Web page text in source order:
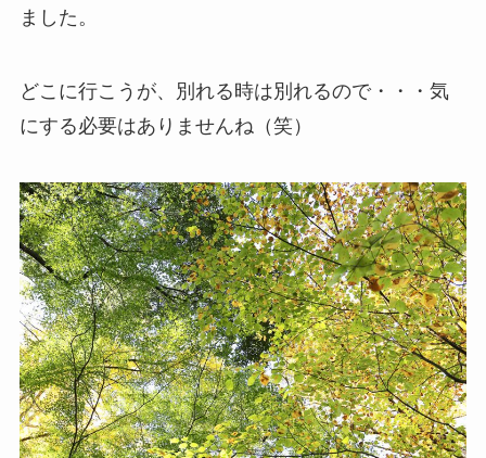
ました。
どこに行こうが、別れる時は別れるので・・・気
にする必要はありませんね（笑）